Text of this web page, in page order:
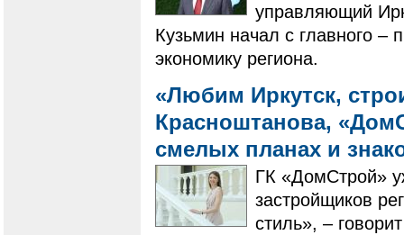
управляющий
Кузьмин начал с главного –
экономику региона.
«Любим Иркутск,
Красноштанова,
смелых планах и
ГК «ДомСтрой»
застройщиков
стиль», –